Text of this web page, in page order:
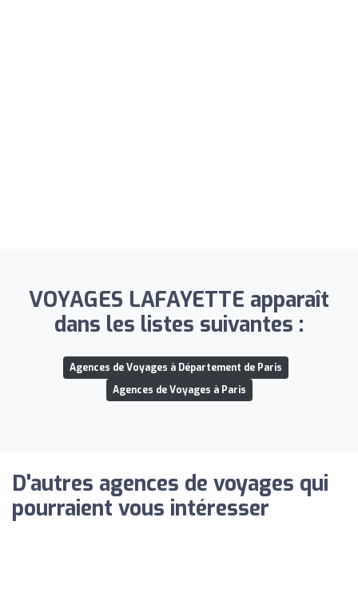
VOYAGES LAFAYETTE apparaît
dans les listes suivantes :
Agences de Voyages à Département de Paris
Agences de Voyages à Paris
D'autres agences de voyages qui
pourraient vous intéresser